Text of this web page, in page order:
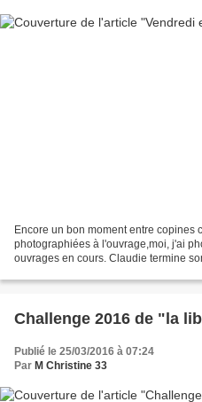
Encore un bon moment entre copines
photographiées à l'ouvrage,moi, j'ai
ouvrages en cours. Claudie termine
Challenge 2016 de "la
Publié le 25/03/2016 à 07:24
Par M Christine 33